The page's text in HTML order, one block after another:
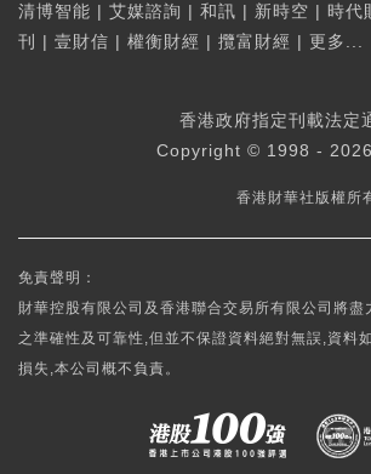
清博智能 | 艾媒諮詢 | 和訊 | 新時空 | 時代
刊
| 壹財信 | 權衡財經 | 攬富財經 | 更多...
香港政府指定刊載法定
Copyright © 1998 - 2026
香港財華社版權所
免責聲明：
財華控股有限公司及香港聯合交易所有限公司將盡
之準確性及可靠性,但並不保證資料絕對無誤,資料
損失,本公司概不負責。